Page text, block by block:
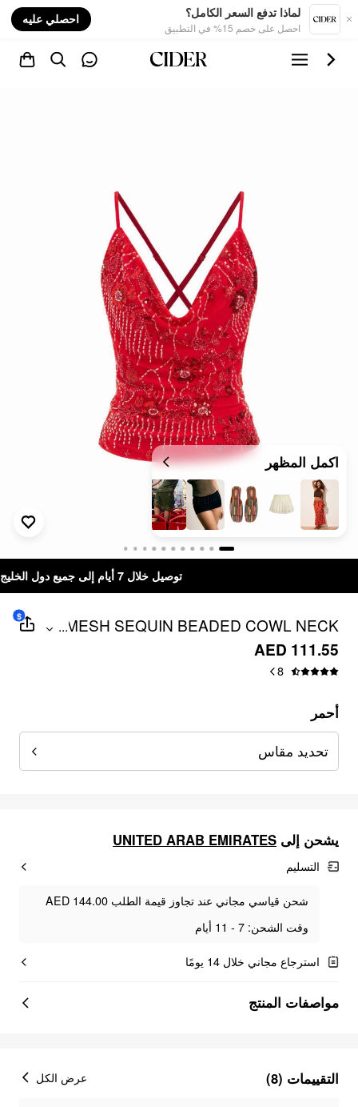
لماذا تدفع السعر الكامل؟
احصل على خصم 15% في التطبيق
احصلي عليه
اكمل المظهر
MESH SEQUIN BEADED COWL NECK
CAMI TOP
...
AED 111.55
8
$
أحمر
تحديد مقاس
يشحن إلى UNITED ARAB EMIRATES
التسليم
شحن قياسي مجاني عند تجاوز قيمة الطلب AED 144.00
وقت الشحن: 7 - 11 أيام
استرجاع مجاني خلال 14 يومًا
مواصفات المنتج
التقييمات (8) عرض الكل